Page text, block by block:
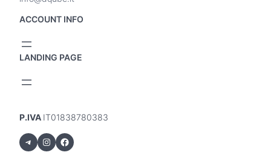
ACCOUNT INFO
LANDING PAGE
P.IVA IT01838780383
Telegram Instagram Facebook